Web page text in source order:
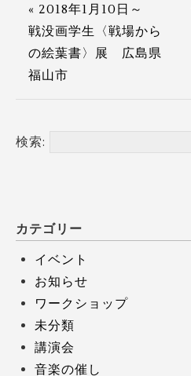
« 2018年1月10日～
戦没画学生〈戦場から
の絵葉書〉展 広島県
福山市
検索:
カテゴリー
イベント
お知らせ
ワークショップ
未分類
講演会
音楽の催し